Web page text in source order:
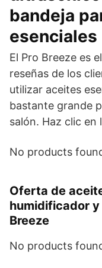
bandeja
esenciales
El Pro Breeze es
reseñas de los
utilizar aceites
bastante grande
salón. Haz clic en
No products
Oferta de
humidificador
Breeze
No products